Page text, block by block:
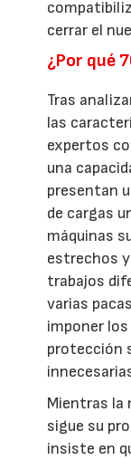
cerrar el
¿Por qué
Tras
las
expertos
una
presentan
de cargas
máquinas
estrechos
trabajos
varias
imponer
protección
Mientras la
sigue su
insiste en